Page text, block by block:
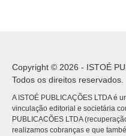
Copyright © 2026 - ISTOÉ
Todos os direitos reservados.
A ISTOÉ PUBLICAÇÕES LTDA é
vinculação editorial e societária
PUBLICACÕES LTDA
realizamos cobranças e que